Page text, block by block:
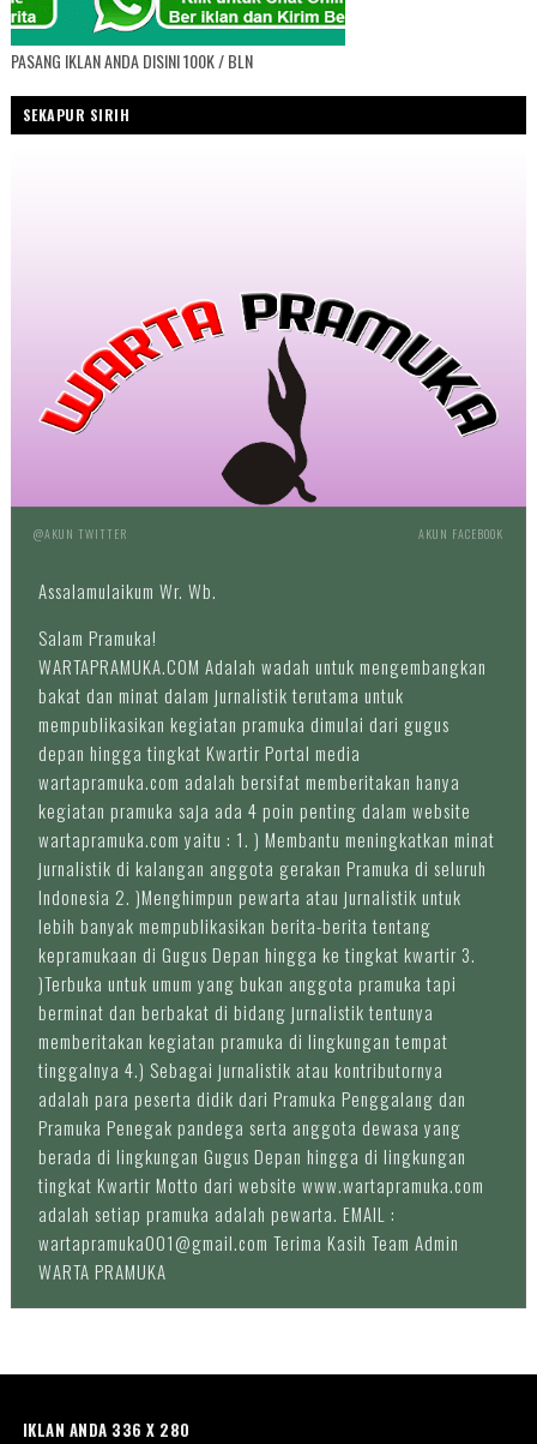
PASANG IKLAN ANDA DISINI 100K / BLN
SEKAPUR SIRIH
@AKUN TWITTER AKUN FACEBOOK
Assalamulaikum Wr. Wb.
Salam Pramuka!
WARTAPRAMUKA.COM Adalah wadah untuk mengembangkan
bakat dan minat dalam jurnalistik terutama untuk
mempublikasikan kegiatan pramuka dimulai dari gugus
depan hingga tingkat Kwartir Portal media
wartapramuka.com adalah bersifat memberitakan hanya
kegiatan pramuka saja ada 4 poin penting dalam website
wartapramuka.com yaitu : 1. ) Membantu meningkatkan minat
jurnalistik di kalangan anggota gerakan Pramuka di seluruh
Indonesia 2. )Menghimpun pewarta atau jurnalistik untuk
lebih banyak mempublikasikan berita-berita tentang
kepramukaan di Gugus Depan hingga ke tingkat kwartir 3.
)Terbuka untuk umum yang bukan anggota pramuka tapi
berminat dan berbakat di bidang jurnalistik tentunya
memberitakan kegiatan pramuka di lingkungan tempat
tinggalnya 4.) Sebagai jurnalistik atau kontributornya
adalah para peserta didik dari Pramuka Penggalang dan
Pramuka Penegak pandega serta anggota dewasa yang
berada di lingkungan Gugus Depan hingga di lingkungan
tingkat Kwartir Motto dari website www.wartapramuka.com
adalah setiap pramuka adalah pewarta. EMAIL :
wartapramuka001@gmail.com Terima Kasih Team Admin
WARTA PRAMUKA
IKLAN ANDA 336 X 280